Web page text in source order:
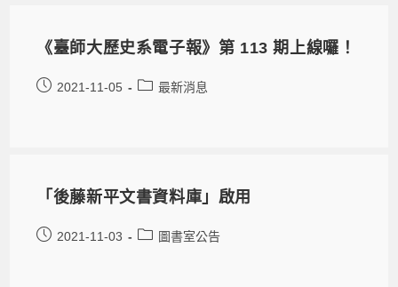
《臺師大歷史系電子報》第 113 期上線囉！
2021-11-05 最新消息
「後藤新平文書資料庫」啟用
2021-11-03 圖書室公告